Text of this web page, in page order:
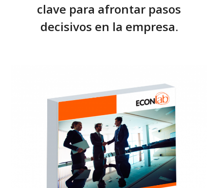
clave para afrontar pasos
decisivos en la empresa.